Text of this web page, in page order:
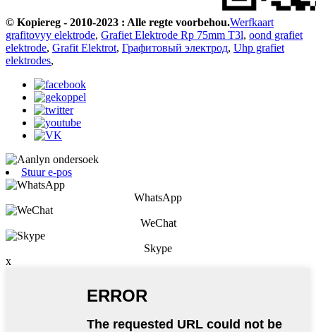
© Kopiereg - 2010-2023 : Alle regte voorbehou.Werfkaart
grafitovyy elektrode, Grafiet Elektrode Rp 75mm T3l, oond grafiet
elektrode, Grafit Elektrot, Графитовый электрод, Uhp grafiet
elektrodes,
Stuur e-pos
WhatsApp
WeChat
Skype
x